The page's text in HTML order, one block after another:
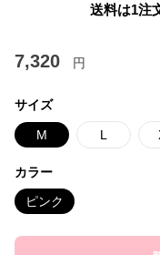
送料は1注
7,320 円
サイズ
M L
カラー
ピンク